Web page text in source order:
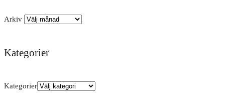
Arkiv
Kategorier
Kategorier